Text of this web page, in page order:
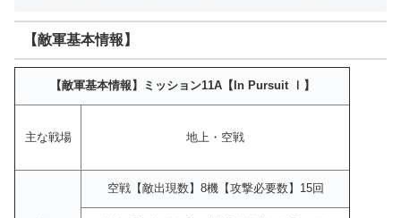
【敵軍基本情報】
【敵軍基本情報】ミッション11A【In Pursuit Ⅰ】
主な戦場 地上・空戦
空戦【敵出現数】8機【攻撃必要数】15回